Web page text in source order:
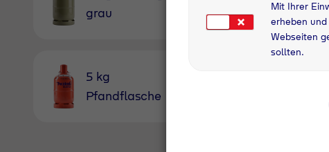
grau
5 kg
Pfandflasche
Mit Ihrer
erheben
Webseiten
sollten.